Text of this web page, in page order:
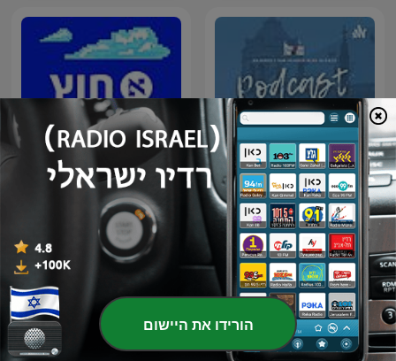
Alsace Story - Chronique
France Bleu Alsace
חוץ לארץ
הורידו את היישום